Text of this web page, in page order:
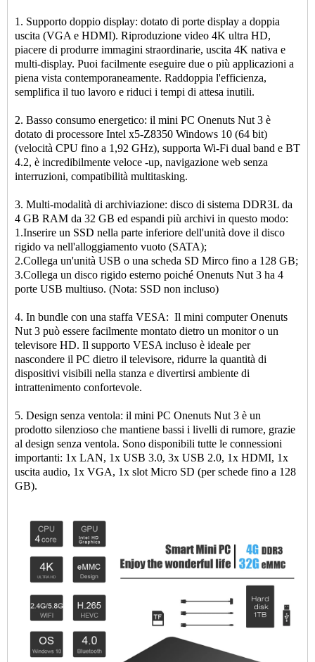
1. Supporto doppio display: dotato di porte display a doppia
uscita (VGA e HDMI). Riproduzione video 4K ultra HD,
piacere di produrre immagini straordinarie, uscita 4K nativa e
multi-display. Puoi facilmente eseguire due o più applicazioni a
piena vista contemporaneamente. Raddoppia l'efficienza,
semplifica il tuo lavoro e riduci i tempi di attesa inutili.
2. Basso consumo energetico: il mini PC Onenuts Nut 3 è
dotato di processore Intel x5-Z8350 Windows 10 (64 bit)
(velocità CPU fino a 1,92 GHz), supporta Wi-Fi dual band e BT
4.2, è incredibilmente veloce -up, navigazione web senza
interruzioni, compatibilità multitasking.
3. Multi-modalità di archiviazione: disco di sistema DDR3L da
4 GB RAM da 32 GB ed espandi più archivi in ​​questo modo:
1.Inserire un SSD nella parte inferiore dell'unità dove il disco
rigido va nell'alloggiamento vuoto (SATA);
2.Collega un'unità USB o una scheda SD Mirco fino a 128 GB;
3.Collega un disco rigido esterno poiché Onenuts Nut 3 ha 4
porte USB multiuso. (Nota: SSD non incluso)
4. In bundle con una staffa VESA: Il mini computer Onenuts
Nut 3 può essere facilmente montato dietro un monitor o un
televisore HD. Il supporto VESA incluso è ideale per
nascondere il PC dietro il televisore, ridurre la quantità di
dispositivi visibili nella stanza e divertirsi ambiente di
intrattenimento confortevole.
5. Design senza ventola: il mini PC Onenuts Nut 3 è un
prodotto silenzioso che mantiene bassi i livelli di rumore, grazie
al design senza ventola. Sono disponibili tutte le connessioni
importanti: 1x LAN, 1x USB 3.0, 3x USB 2.0, 1x HDMI, 1x
uscita audio, 1x VGA, 1x slot Micro SD (per schede fino a 128
GB).